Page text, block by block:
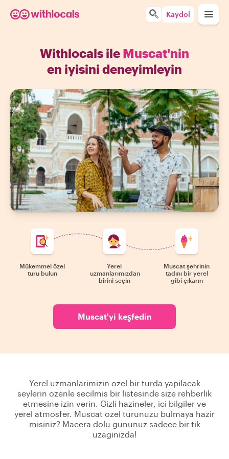
Kaydol
Withlocals ile Muscat'nin
en iyisini deneyimleyin
Mükemmel özel
turu bulun
Yerel
uzmanlarımızdan
birini seçin
Muscat şehrinin
tadını bir yerel
gibi çıkarın
Muscat'yi keşfedin
Yerel uzmanlarimizin ozel bir turda yapilacak
seylerin ozenle secilmis bir listesinde size rehberlik
etmesine izin verin. Gizli hazineler, ici bilgiler ve
yerel atmosfer. Muscat ozel turunuzu bulmaya hazir
misiniz? Macera dolu gununuz sadece bir tik
uzaginizda!